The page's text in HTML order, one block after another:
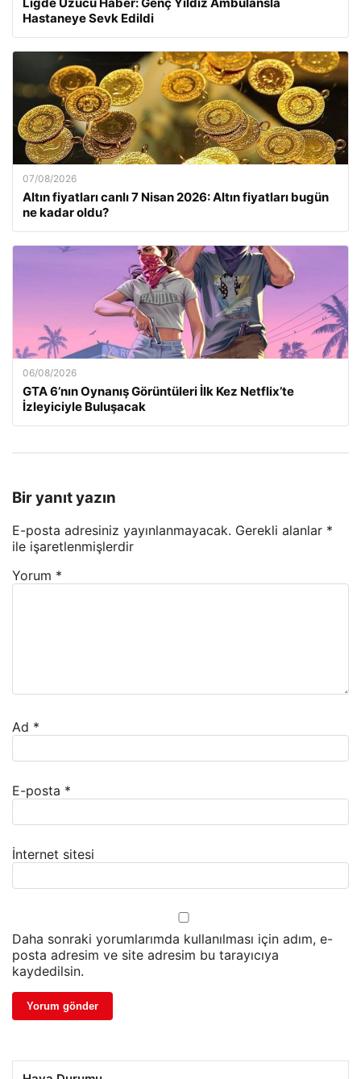
Hastaneye Sevk Edildi
07/08/2026
Altın fiyatları canlı 7 Nisan 2026: Altın fiyatları bugün
ne kadar oldu?
06/08/2026
GTA 6’nın Oynanış Görüntüleri İlk Kez Netflix’te
İzleyiciyle Buluşacak
Bir yanıt yazın
E-posta adresiniz yayınlanmayacak. Gerekli alanlar *
ile işaretlenmişlerdir
Yorum *
Ad *
E-posta *
İnternet sitesi
Daha sonraki yorumlarımda kullanılması için adım, e-
posta adresim ve site adresim bu tarayıcıya
kaydedilsin.